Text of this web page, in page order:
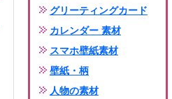
グリーティングカード
カレンダー 素材
スマホ壁紙素材
壁紙・柄
人物の素材